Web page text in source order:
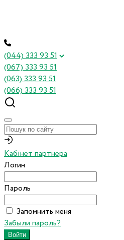
(044) 333 93 51
(067) 333 93 51
(063) 333 93 51
(066) 333 93 51
Кабінет партнера
Логин
Пароль
Запомнить меня
Забыли пароль?